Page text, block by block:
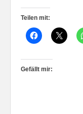
Teilen mit:
Gefällt mir: